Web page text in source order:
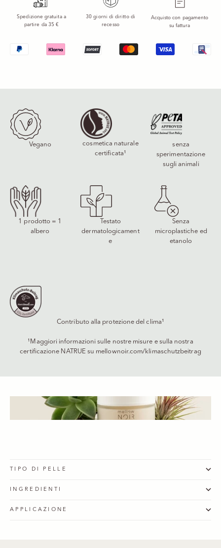
Spedizione gratuita a
partire da 35 €
30 giorni di diritto di
recesso
Acquisto con pagamento
su fattura
Vegano
cosmetica naturale
certificata¹
senza
sperimentazione
sugli animali
1 prodotto = 1
albero
Testato
dermatologicament
e
Senza
microplastiche ed
etanolo
Contributo alla protezione del clima¹
¹Maggiori informazioni sulle nostre misure e sulla nostra
certificazione NATRUE su mellownoir.com/klimaschutzbeitrag
TIPO DI PELLE
INGREDIENTI
APPLICAZIONE